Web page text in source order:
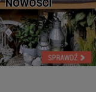
NOWOŚCI